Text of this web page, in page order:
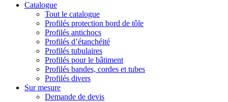
Catalogue
Tout le catalogue
Profilés protection bord de tôle
Profilés antichocs
Profilés d’étanchéité
Profilés tubulaires
Profilés pour le bâtiment
Profilés bandes, cordes et tubes
Profilés divers
Sur mesure
Demande de devis